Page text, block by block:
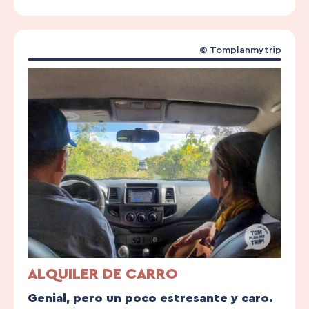
ALQUILER DE CARRO
Genial, pero un poco estresante y caro.
© Tomplanmytrip